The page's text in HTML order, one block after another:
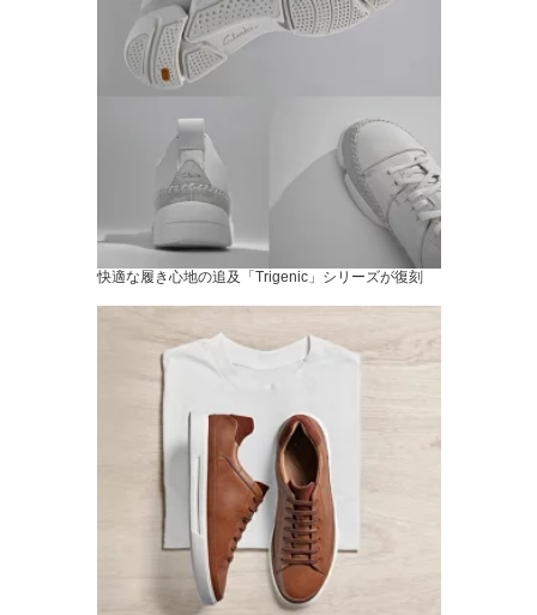
快適な履き心地の追及「Trigenic」シリーズが復刻